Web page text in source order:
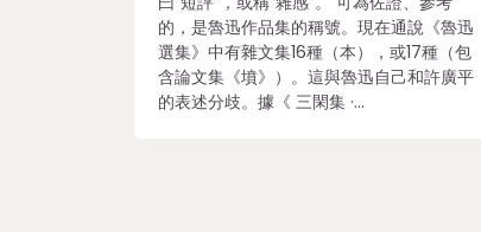
的，是魯迅作品集的稱號。現在通說《魯迅
選集》中有雜文集16種（本），或17種（包
含論文集《墳》）。這與魯迅自己和許廣平
的表述分歧。據《 三閑集 ·…